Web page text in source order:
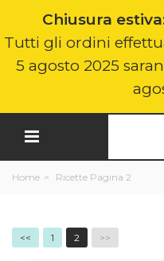
Chiusura
Tutti gli ordini
5 agosto 2025
Home > Ricette Pagina 2
<< 1 2 >>